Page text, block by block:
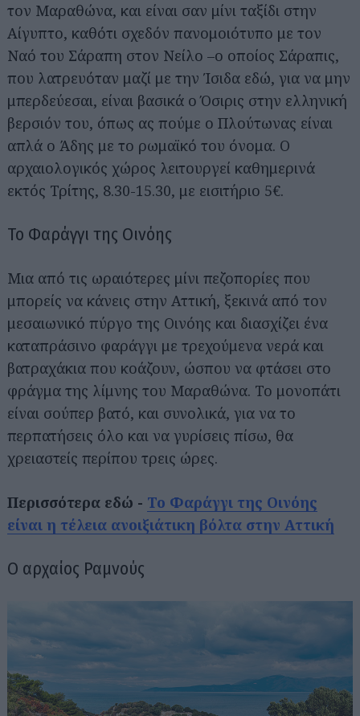
τον Μαραθώνα, και είναι σαν μίνι ταξίδι στην
Αίγυπτο, καθότι σχεδόν πανομοιότυπο με τον
Ναό του Σάραπη στον Νείλο –ο οποίος Σάραπις,
που λατρευόταν μαζί με την Ίσιδα εδώ, για να μην
μπερδεύεσαι, είναι βασικά ο Όσιρις στην ελληνική
βερσιόν του, όπως ας πούμε ο Πλούτωνας είναι
απλά ο Άδης με το ρωμαϊκό του όνομα. Ο
αρχαιολογικός χώρος λειτουργεί καθημερινά
εκτός Τρίτης, 8.30-15.30, με εισιτήριο 5€.
Το Φαράγγι της Οινόης
Μια από τις ωραιότερες μίνι πεζοπορίες που
μπορείς να κάνεις στην Αττική, ξεκινά από τον
μεσαιωνικό πύργο της Οινόης και διασχίζει ένα
καταπράσινο φαράγγι με τρεχούμενα νερά και
βατραχάκια που κοάζουν, ώσπου να φτάσει στο
φράγμα της λίμνης του Μαραθώνα. Το μονοπάτι
είναι σούπερ βατό, και συνολικά, για να το
περπατήσεις όλο και να γυρίσεις πίσω, θα
χρειαστείς περίπου τρεις ώρες.
Περισσότερα εδώ - Το Φαράγγι της Οινόης
είναι η τέλεια ανοιξιάτικη βόλτα στην Αττική
Ο αρχαίος Ραμνούς